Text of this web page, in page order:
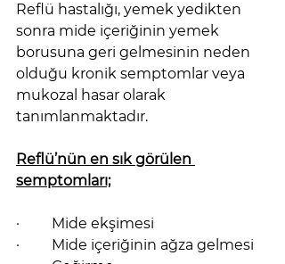
Reflü hastalığı, yemek yedikten
sonra mide içeriğinin yemek
borusuna geri gelmesinin neden
olduğu kronik semptomlar veya
mukozal hasar olarak
tanımlanmaktadır.
Reflü’nün en sık görülen
semptomları;
·         Mide ekşimesi
·         Mide içeriğinin ağza gelmesi